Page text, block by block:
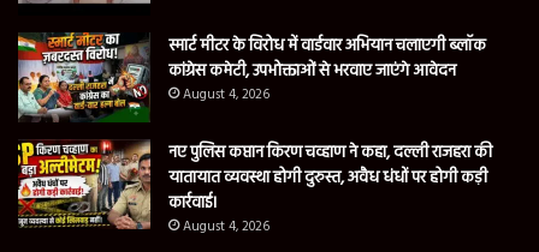
स्मार्ट मीटर के विरोध में वार्डवार अभियान चलाएगी ब्लॉक
कांग्रेस कमेटी, उपभोक्ताओं से भरवाए जाएंगे आवेदन
August 4, 2026
नए पुलिस कप्तान किरण चव्हाण ने कहा, दल्ली राजहरा की
यातायात व्यवस्था होगी दुरुस्त, अवैध धंधों पर होगी कड़ी
कार्रवाई।
August 4, 2026